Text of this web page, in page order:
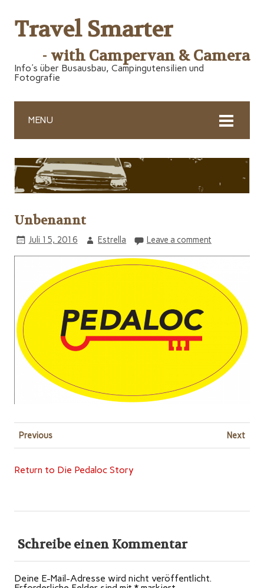
Travel Smarter
- with Campervan & Camera
Info's über Busausbau, Campingutensilien und
Fotografie
MENU
Unbenannt
Juli 15, 2016 Estrella Leave a comment
Previous Next
Return to Die Pedaloc Story
Schreibe einen Kommentar
Deine E-Mail-Adresse wird nicht veröffentlicht.